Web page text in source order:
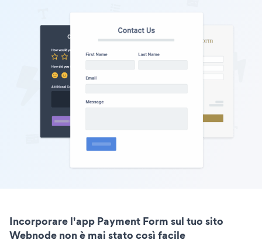
Incorporare l'app Payment Form sul tuo sito
Webnode non è mai stato così facile